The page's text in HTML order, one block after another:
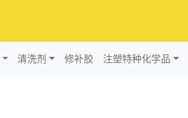
清洗剂 修补胶 注塑特种化学品